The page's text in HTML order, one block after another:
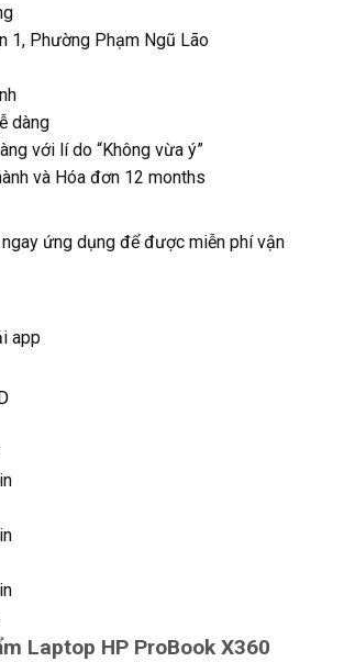
1, Phường Phạm Ngũ Lão
dàng
với lí do “Không vừa ý”
và Hóa đơn 12 months
ứng dụng để được miễn phí vận
app
Laptop HP ProBook X360